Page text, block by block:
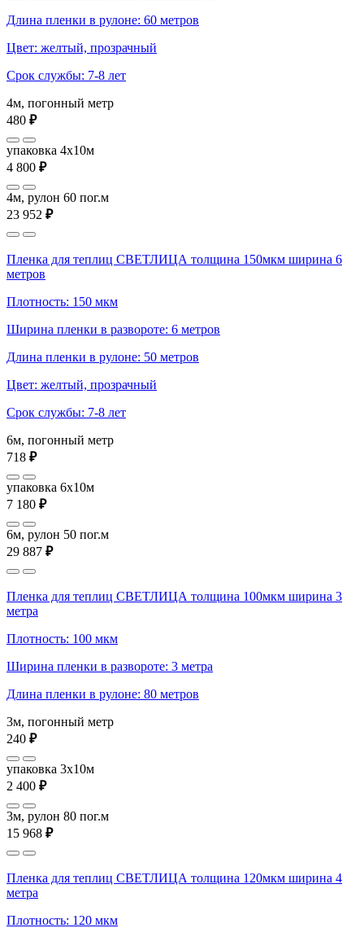
Длина пленки в рулоне: 60 метров
Цвет: желтый, прозрачный
Срок службы: 7-8 лет
4м, погонный метр
480 ₽
упаковка 4x10м
4 800 ₽
4м, рулон 60 пог.м
23 952 ₽
Пленка для теплиц СВЕТЛИЦА толщина 150мкм ширина 6
метров
Плотность: 150 мкм
Ширина пленки в развороте: 6 метров
Длина пленки в рулоне: 50 метров
Цвет: желтый, прозрачный
Срок службы: 7-8 лет
6м, погонный метр
718 ₽
упаковка 6x10м
7 180 ₽
6м, рулон 50 пог.м
29 887 ₽
Пленка для теплиц СВЕТЛИЦА толщина 100мкм ширина 3
метра
Плотность: 100 мкм
Ширина пленки в развороте: 3 метра
Длина пленки в рулоне: 80 метров
3м, погонный метр
240 ₽
упаковка 3x10м
2 400 ₽
3м, рулон 80 пог.м
15 968 ₽
Пленка для теплиц СВЕТЛИЦА толщина 120мкм ширина 4
метра
Плотность: 120 мкм